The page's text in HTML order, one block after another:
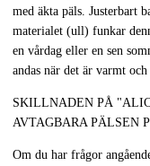
med äkta päls. Justerbart
materialet (ull) funkar
en vårdag eller en sen
andas när det är varmt
SKILLNADEN PÅ
AVTAGBARA PÄLSEN
Om du har frågor